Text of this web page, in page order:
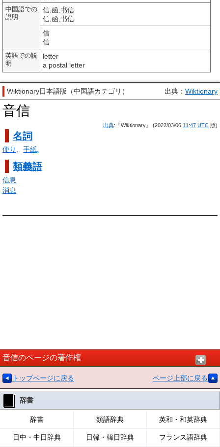
中国語での
説明
信,函, 书信
信,函, 书信
信
信
英語での説
明
letter
a postal letter
Wiktionary日本語版（中国語カテゴリ） 出典： Wiktionary
音信
出典:『Wiktionary』 (2022/03/06 11 :47 UTC 版)
名詞
便り 手紙。
類義語
信息
消息
音信のページの著作権
トップページに戻る ページ上部に戻る
辞書
辞書 類語辞典 英和・和英辞典
日中・中日辞典 日韓・韓日辞典 フランス語辞典